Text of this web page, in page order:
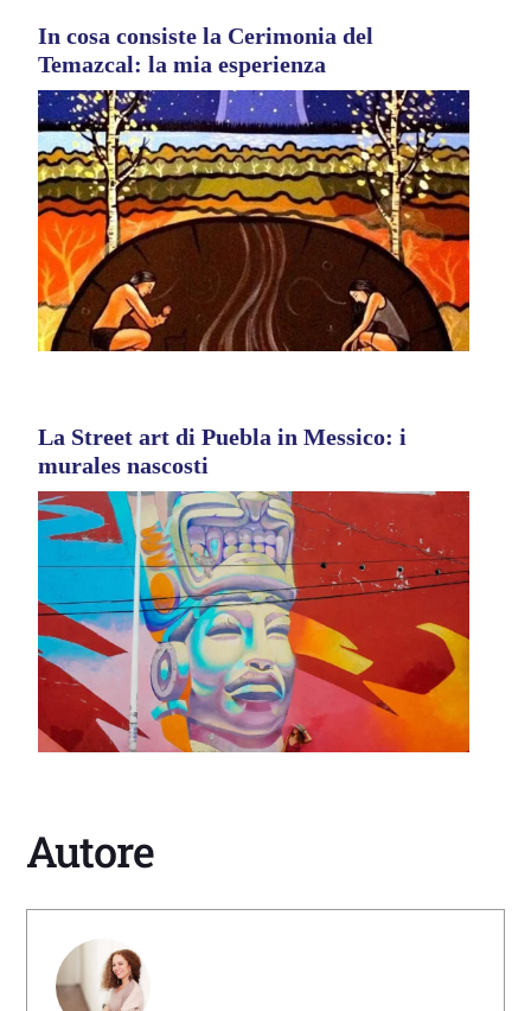
In cosa consiste la Cerimonia del
Temazcal: la mia esperienza
La Street art di Puebla in Messico: i
murales nascosti
Autore